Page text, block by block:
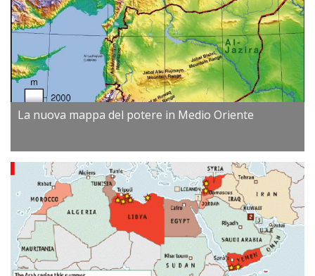
La nuova mappa del potere in Medio Oriente